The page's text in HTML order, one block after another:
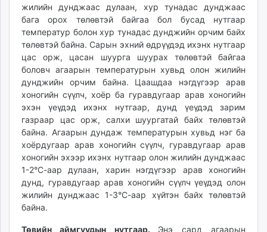
жилийн дунджаас дулаан, хур тунадас дунджаас
бага орох төлөвтэй байгаа бол бусад нутгаар
температур болон хур тунадас дунджийн орчим байх
төлөвтэй байна. Сарын эхний өдрүүдэд ихэнх нутгаар
цас орж, цасан шуурга шуурах төлөвтэй байгаа
боловч агаарын температурын хувьд олон жилийн
дунджийн орчим байна. Цаашдаа нэгдүгээр арав
хоногийн сүүлч, хоёр ба гуравдугаар арав хоногийн
эхэн үеүдэд ихэнх нутгаар, дунд үеүдэд зарим
газраар цас орж, салхи шуургатай байх төлөвтэй
байна. Агаарын дундаж температурын хувьд нэг ба
хоёрдугаар арав хоногийн сүүлч, гуравдугаар арав
хоногийн эхээр ихэнх нутгаар олон жилийн дунджаас
1-2°С-аар дулаан, харин нэгдүгээр арав хоногийн
дунд, гуравдугаар арав хоногийн сүүлч үеүдэд олон
жилийн дунджаас 1-3°С-аар хүйтэн байх төлөвтэй
байна.
Төвийн аймгуудын нутгаар. Энэ сард агаарын